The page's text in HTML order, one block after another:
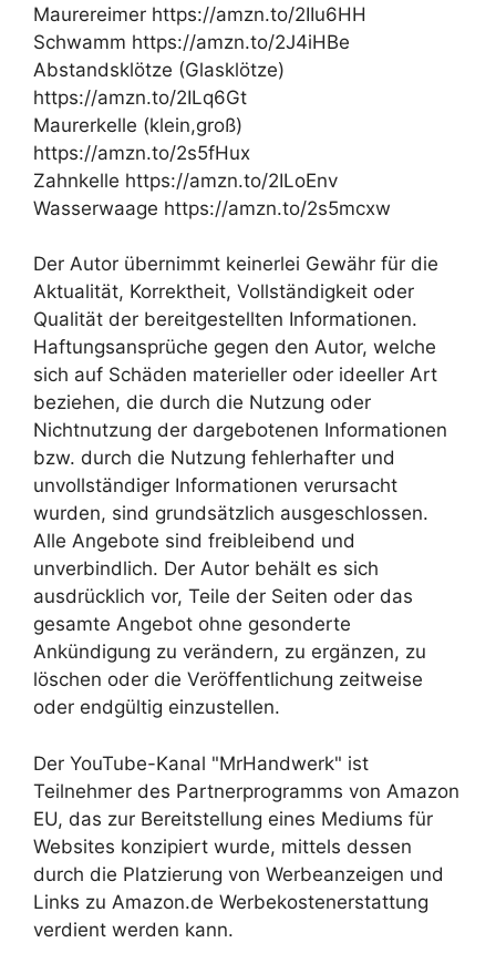
Maurereimer https://amzn.to/2IIu6HH
Schwamm https://amzn.to/2J4iHBe
Abstandsklötze (Glasklötze)
https://amzn.to/2ILq6Gt
Maurerkelle (klein,groß)
https://amzn.to/2s5fHux
Zahnkelle https://amzn.to/2ILoEnv
Wasserwaage https://amzn.to/2s5mcxw
Der Autor übernimmt keinerlei Gewähr für die
Aktualität, Korrektheit, Vollständigkeit oder
Qualität der bereitgestellten Informationen.
Haftungsansprüche gegen den Autor, welche
sich auf Schäden materieller oder ideeller Art
beziehen, die durch die Nutzung oder
Nichtnutzung der dargebotenen Informationen
bzw. durch die Nutzung fehlerhafter und
unvollständiger Informationen verursacht
wurden, sind grundsätzlich ausgeschlossen.
Alle Angebote sind freibleibend und
unverbindlich. Der Autor behält es sich
ausdrücklich vor, Teile der Seiten oder das
gesamte Angebot ohne gesonderte
Ankündigung zu verändern, zu ergänzen, zu
löschen oder die Veröffentlichung zeitweise
oder endgültig einzustellen.
Der YouTube-Kanal "MrHandwerk" ist
Teilnehmer des Partnerprogramms von Amazon
EU, das zur Bereitstellung eines Mediums für
Websites konzipiert wurde, mittels dessen
durch die Platzierung von Werbeanzeigen und
Links zu Amazon.de Werbekostenerstattung
verdient werden kann.